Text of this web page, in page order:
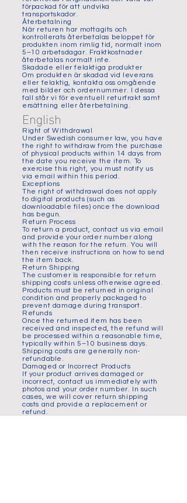
förpackad för att undvika
transportskador.
Återbetalning
När returen har mottagits och
kontrollerats återbetalas beloppet för
produkten inom rimlig tid, normalt inom
5–10 arbetsdagar. Fraktkostnader
återbetalas normalt inte.
Skadade eller felaktiga produkter
Om produkten är skadad vid leverans
eller felaktig, kontakta oss omgående
med bilder och ordernummer. I dessa
fall står vi för eventuell returfrakt samt
ersättning eller återbetalning.
English
Right of Withdrawal
Under Swedish consumer law, you have
the right to withdraw from the purchase
of physical products within 14 days from
the date you receive the item. To
exercise this right, you must notify us
via email within this period.
Exceptions
The right of withdrawal does not apply
to digital products (such as
downloadable files) once the download
has begun.
Return Process
To return a product, contact us via email
and provide your order number along
with the reason for the return. You will
then receive instructions on how to send
the item back.
Return Shipping
The customer is responsible for return
shipping costs unless otherwise agreed.
Products must be returned in original
condition and properly packaged to
prevent damage during transport.
Refunds
Once the returned item has been
received and inspected, the refund will
be processed within a reasonable time,
typically within 5–10 business days.
Shipping costs are generally non-
refundable.
Damaged or Incorrect Products
If your product arrives damaged or
incorrect, contact us immediately with
photos and your order number. In such
cases, we will cover return shipping
costs and provide a replacement or
refund.